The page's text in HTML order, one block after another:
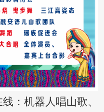
机器人唱山歌、